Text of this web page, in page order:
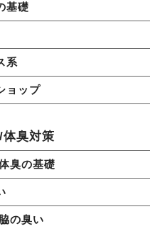
基礎
系
ョップ
体臭対策
臭の基礎
の臭い